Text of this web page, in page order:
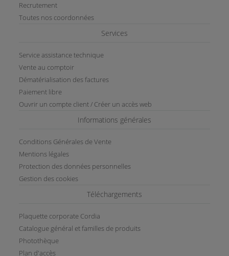
Recrutement
Toutes nos coordonnées
Services
Service assistance technique
Vente au comptoir
Dématérialisation des factures
Paiement libre
Ouvrir un compte client / Créer un accès web
Informations générales
Conditions Générales de Vente
Mentions légales
Protection des données personnelles
Gestion des cookies
Téléchargements
Plaquette corporate Cordia
Catalogue général et familles de produits
Photothèque
Plan d'accès